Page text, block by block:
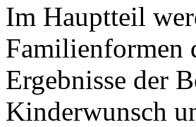
Im Hauptteil
Familienformen
Ergebnisse der
Kinderwunsch